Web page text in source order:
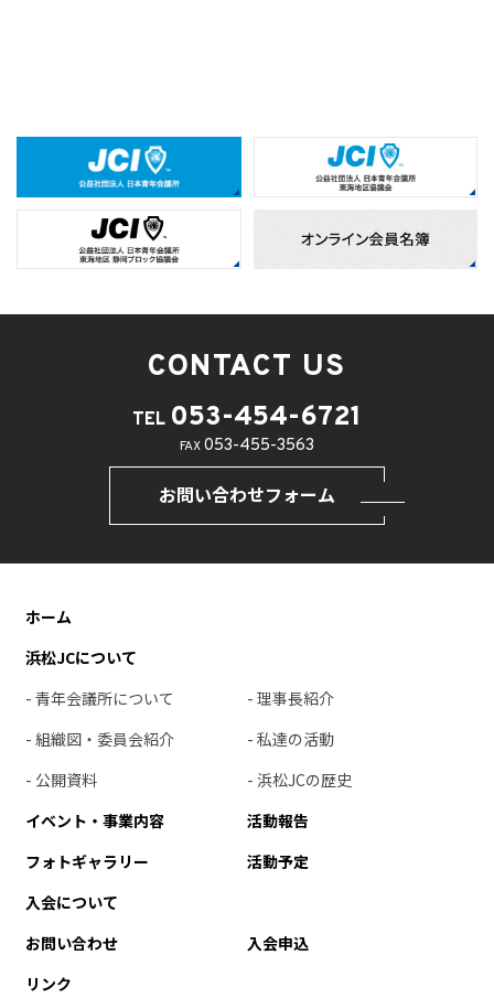
CONTACT US
TEL 053-454-6721
FAX053-455-3563
お問い合わせフォーム
ホーム
浜松JCについて
- 青年会議所について
- 理事長紹介
- 組織図・委員会紹介
- 私達の活動
- 公開資料
- 浜松JCの歴史
イベント・事業内容
活動報告
フォトギャラリー
活動予定
入会について
お問い合わせ
入会申込
リンク